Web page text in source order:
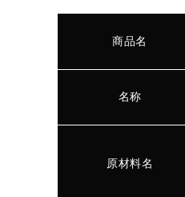
商品名
名称
原材料名